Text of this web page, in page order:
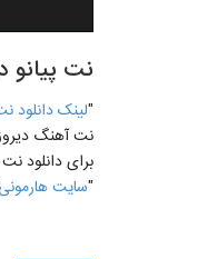
نت پیانو
"لينک دانلود
نت آهنگ دیروز
برای دانلود
"سايت هارمونی